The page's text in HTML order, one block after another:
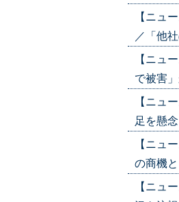
【ニュ
／「他
【ニュ
で被害
【ニュ
足を懸
【ニュ
の商機
【ニュ